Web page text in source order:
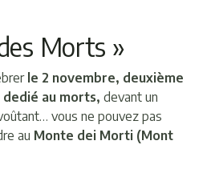
Morts »
le 2 novembre, deuxième
au morts, devant un
vous ne pouvez pas
au Monte dei Morti (Mont